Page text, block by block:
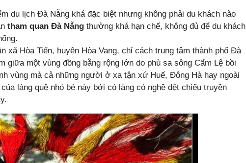
du lịch Đà Nẵng khá đặc biệt nhưng không phải du khách nào
tham quan Đà Nẵng thường khá hạn chế, không đủ để du khách
xã Hòa Tiến, huyện Hòa Vang, chỉ cách trung tâm thành phố Đà
giữa một vùng đồng bằng rộng lớn do phù sa sông Cẩm Lệ bồi
vùng mà cả những người ở xa tận xứ Huế, Đông Hà hay ngoài
làng quê nhỏ bé này bởi có làng có nghề dệt chiếu truyền